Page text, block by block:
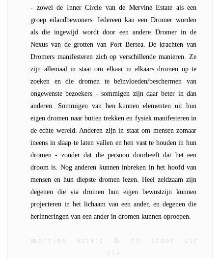
- zowel de Inner Circle van de Mervine Estate als een
groep eilandbewoners. Iedereen kan een Dromer worden
als die ingewijd wordt door een andere Dromer in de
Nexus van de grotten van Port Bersea. De krachten van
Dromers manifesteren zich op verschillende manieren. Ze
zijn allemaal in staat om elkaar in elkaars dromen op te
zoeken en die dromen te beïnvloeden/beschermen van
ongewenste bezoekers - sommigen zijn daar beter in dan
anderen. Sommigen van hen kunnen elementen uit hun
eigen dromen naar buiten trekken en fysiek manifesteren in
de echte wereld. Anderen zijn in staat om mensen zomaar
ineens in slaap te laten vallen en hen vast te houden in hun
dromen - zonder dat die persoon doorheeft dat het een
droom is. Nog anderen kunnen inbreken in het hoofd van
mensen en hun diepste dromen lezen. Heel zeldzaam zijn
degenen die via dromen hun eigen bewustzijn kunnen
projecteren in het lichaam van een ander, en degenen die
herinneringen van een ander in dromen kunnen oproepen.
m e r v i n e e s t a t e & d e i n n e r c i r
c l e